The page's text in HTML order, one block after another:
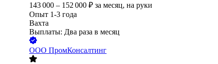
143 000 – 152 000 ₽ за месяц, на руки
Опыт 1-3 года
Вахта
Выплаты: Два раза в месяц
ООО ПромКонсалтинг